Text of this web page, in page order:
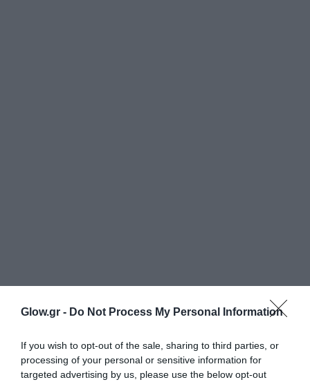
Glow.gr - Do Not Process My Personal Information
If you wish to opt-out of the sale, sharing to third parties, or
processing of your personal or sensitive information for
targeted advertising by us, please use the below opt-out